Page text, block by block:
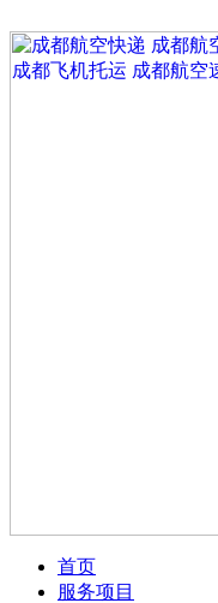
首页
服务项目